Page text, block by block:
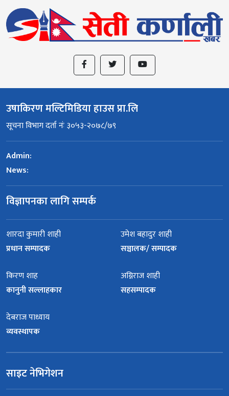
उषाकिरण मल्टिमिडिया हाउस प्रा.लि
सूचना विभाग दर्ता नंः ३०५३-२०७८/७९
Admin:
News:
विज्ञापनका लागि सम्पर्क
शारदा कुमारी शाही
प्रधान सम्पादक
उमेश बहादुर शाही
सञ्चालक/ सम्पादक
किरण शाह
कानुनी सल्लाहकार
अग्निराज शाही
सहसम्पादक
देबराज पाध्याय
व्यवस्थापक
साइट नेभिगेशन